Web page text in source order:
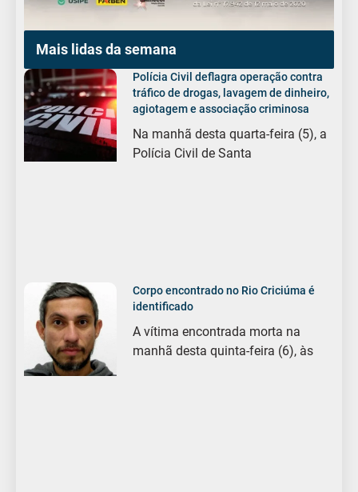
Mais lidas da semana
Polícia Civil deflagra operação contra
tráfico de drogas, lavagem de dinheiro,
agiotagem e associação criminosa
Na manhã desta quarta-feira (5), a
Polícia Civil de Santa
Corpo encontrado no Rio Criciúma é
identificado
A vítima encontrada morta na
manhã desta quinta-feira (6), às